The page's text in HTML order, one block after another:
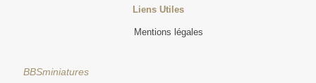
Liens Utiles
Mentions légales
BBSminiatures